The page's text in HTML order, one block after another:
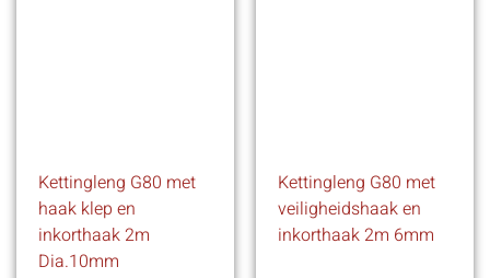
Kettingleng G80 met
haak klep en
inkorthaak 2m
Dia.10mm
Kettingleng G80 met
veiligheidshaak en
inkorthaak 2m 6mm